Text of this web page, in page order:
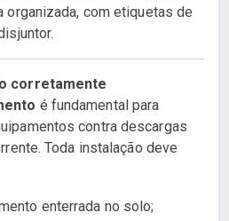
organizada, com etiquetas de
corretamente
é fundamental para
contra descargas
Toda instalação deve
enterrada no solo;